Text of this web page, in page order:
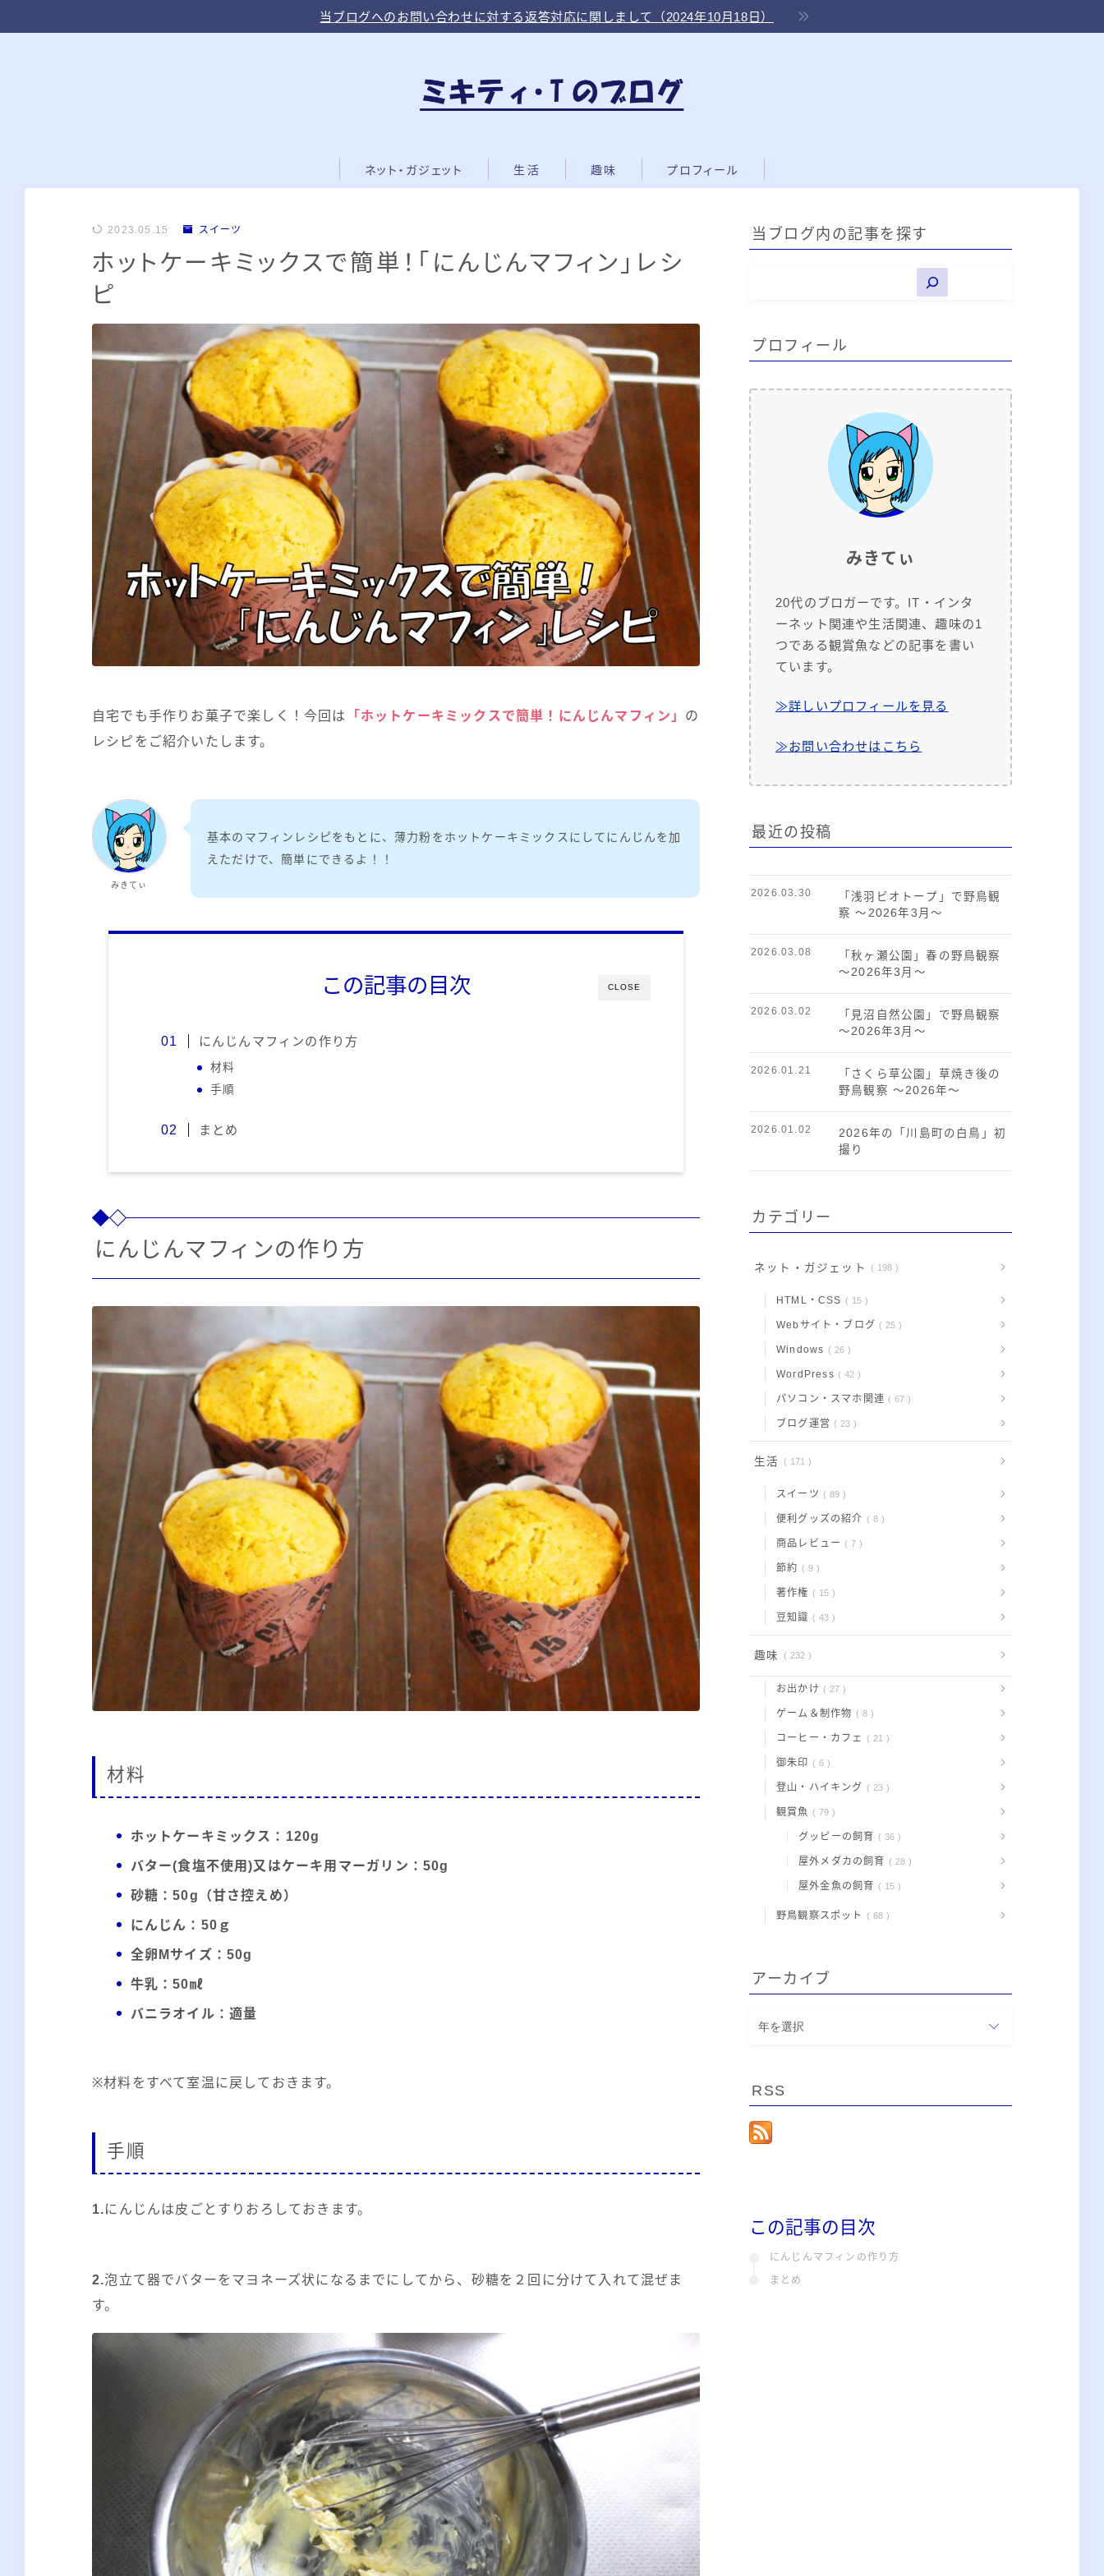
当ブログへのお問い合わせに対する返答対応に関しまして（2024年10月18日）
ネット・ガジェット 生活 趣味 プロフィール
2023.05.15 スイーツ
ホットケーキミックスで簡単！「にんじんマフィン」レシ
ピ
自宅でも手作りお菓子で楽しく！今回は 「ホットケーキミックスで簡単！にんじんマフィン」 の
レシピをご紹介いたします。
みきてぃ
基本のマフィンレシピをもとに、薄力粉をホットケーキミックスにしてにんじんを加
えただけで、簡単にできるよ！！
CLOSE
この記事の目次
にんじんマフィンの作り方
材料
手順
まとめ
にんじんマフィンの作り方
材料
ホットケーキミックス：120g
バター(食塩不使用)又はケーキ用マーガリン：50g
砂糖：50g（甘さ控えめ）
にんじん：50ｇ
全卵Mサイズ：50g
牛乳：50㎖
バニラオイル：適量
※材料をすべて室温に戻しておきます。
手順
1.にんじんは皮ごとすりおろしておきます。
2.泡立て器でバターをマヨネーズ状になるまでにしてから、砂糖を２回に分けて入れて混ぜま
す。
当ブログ内の記事を探す
プロフィール
みきてぃ
20代のブロガーです。IT・インタ
ーネット関連や生活関連、趣味の1
つである観賞魚などの記事を書い
ています。
≫詳しいプロフィールを見る
≫お問い合わせはこちら
最近の投稿
「浅羽ビオトープ」で野鳥観
察 ～2026年3月～
2026.03.30
「秋ヶ瀬公園」春の野鳥観察
～2026年3月～
2026.03.08
「見沼自然公園」で野鳥観察
～2026年3月～
2026.03.02
「さくら草公園」草焼き後の
野鳥観察 ～2026年～
2026.01.21
2026年の「川島町の白鳥」初
撮り
2026.01.02
カテゴリー
ネット・ガジェット 198
HTML・CSS 15
Webサイト・ブログ 25
Windows 26
WordPress 42
パソコン・スマホ関連 67
ブログ運営 23
生活 171
スイーツ 89
便利グッズの紹介 8
商品レビュー 7
節約 9
著作権 15
豆知識 43
趣味 232
お出かけ 27
ゲーム＆制作物 8
コーヒー・カフェ 21
御朱印 6
登山・ハイキング 23
観賞魚 79
グッピーの飼育 36
屋外メダカの飼育 28
屋外金魚の飼育 15
野鳥観察スポット 68
アーカイブ
ア
ブ
RSS
この記事の目次
にんじんマフィンの作り方
まとめ